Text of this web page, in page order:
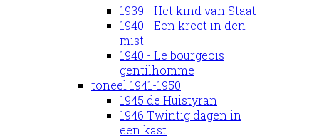
1939 - Het kind van Staat
1940 - Een kreet in den
mist
1940 - Le bourgeois
gentilhomme
toneel 1941-1950
1945 de Huistyran
1946 Twintig dagen in
een kast